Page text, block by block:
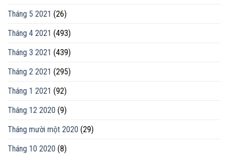
Tháng 5 2021 (26)
Tháng 4 2021 (493)
Tháng 3 2021 (439)
Tháng 2 2021 (295)
Tháng 1 2021 (92)
Tháng 12 2020 (9)
Tháng mười một 2020 (29)
Tháng 10 2020 (8)